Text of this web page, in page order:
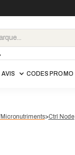
AVIS CODES PROMO
>Ctrl Node